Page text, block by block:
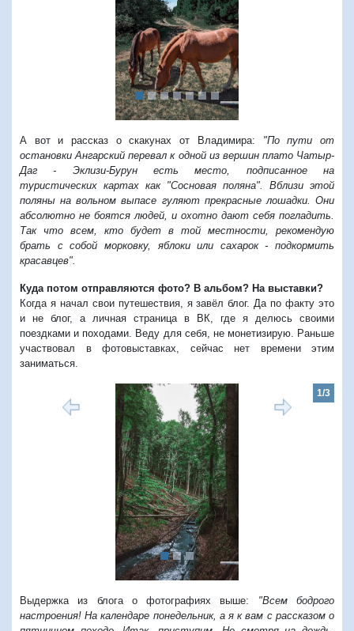
А вот и рассказ о скакунах от Владимира: "По пути от
остановки Ангарский перевал к одной из вершин плато Чатыр-
Даг - Эклизи-Бурун есть место, подписанное на
туристических картах как "Сосновая поляна". Вблизи этой
поляны на вольном выпасе гуляют прекрасные лошадки. Они
абсолютно не боятся людей, и охотно дают себя погладить.
Так что всем, кто будет в той местности, рекомендую
брать с собой морковку, яблоки или сахарок - подкормить
красавцев".
Куда потом отправляются фото? В альбом? На выставки?
Когда я начал свои путешествия, я завёл блог. Да по факту это
и не блог, а личная страница в ВК, где я делюсь своими
поездками и походами.
Веду для себя, не монетизирую. Раньше
участвовал в фотовыставках, сейчас нет времени этим
заниматься.
1/3
Выдержка из блога о фотографиях выше: "Всем бодрого
настроения! На календаре понедельник, а я к вам с рассказом о